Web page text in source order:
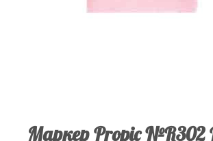
Маркер Propic №R302